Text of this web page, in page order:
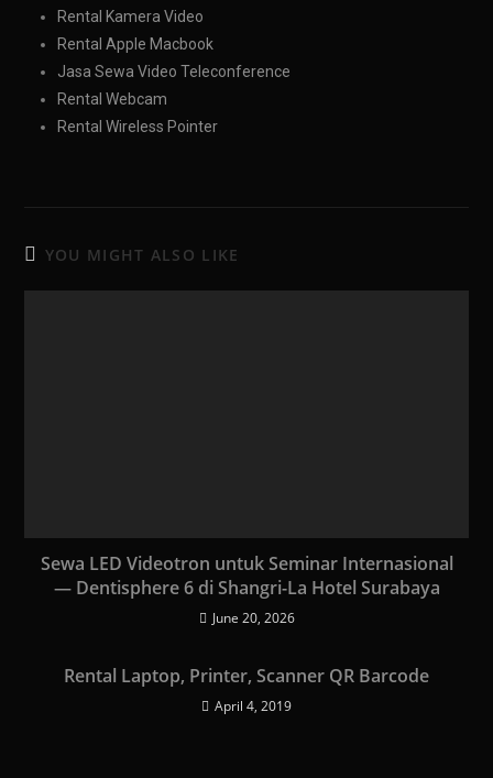
Rental Kamera Video
Rental Apple Macbook
Jasa Sewa Video Teleconference
Rental Webcam
Rental Wireless Pointer
YOU MIGHT ALSO LIKE
Sewa LED Videotron untuk Seminar Internasional
— Dentisphere 6 di Shangri-La Hotel Surabaya
June 20, 2026
Rental Laptop, Printer, Scanner QR Barcode
April 4, 2019